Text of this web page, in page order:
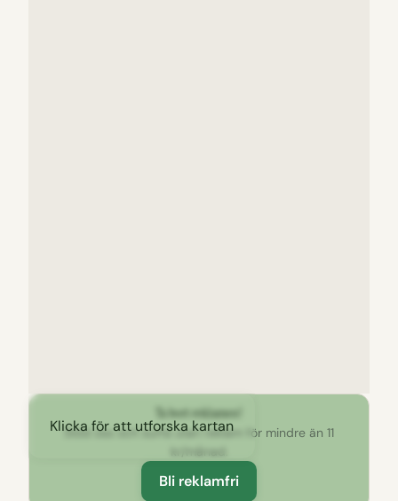
Klicka för att utforska kartan
Ta bort reklamen!
Stöd oss och surfa utan reklam för mindre än 11
kr/månad.
Bli reklamfri